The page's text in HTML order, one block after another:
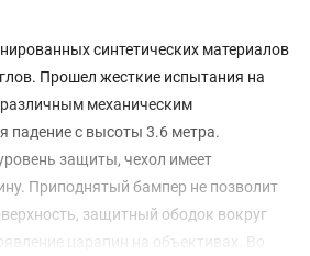
синтетических материалов
Прошел жесткие испытания на
различным механическим
падение с высоты 3.6 метра.
защиты, чехол имеет
Приподнятый бампер не позволит
защитный ободок вокруг
царапин на объективах. Во